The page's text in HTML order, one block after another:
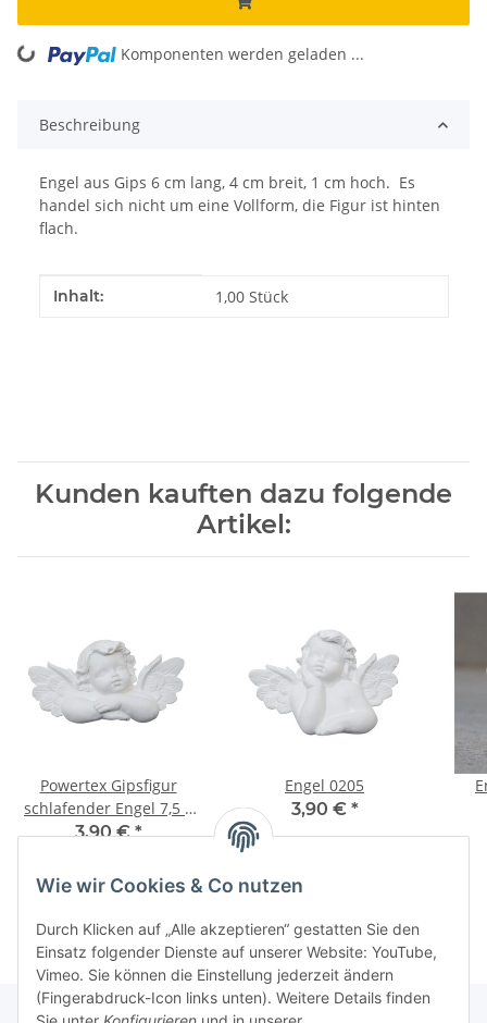
Wie wir Cookies & Co nutzen
Durch Klicken auf „Alle akzeptieren“ gestatten Sie den
Einsatz folgender Dienste auf unserer Website: YouTube,
Vimeo. Sie können die Einstellung jederzeit ändern
(Fingerabdruck-Icon links unten). Weitere Details finden
Loading... Komponenten werden geladen ...
Beschreibung
Engel aus Gips 6 cm lang, 4 cm breit, 1 cm hoch. Es
handel sich nicht um eine Vollform, die Figur ist hinten
flach.
Produkteigenschaft
Wert
Inhalt: 1,00 Stück
Kunden kauften dazu folgende
Artikel:
Powertex Gipsfigur
schlafender Engel 7,5 x
4,5 cm
3,90 €*
Engel 0205
3,90 € *